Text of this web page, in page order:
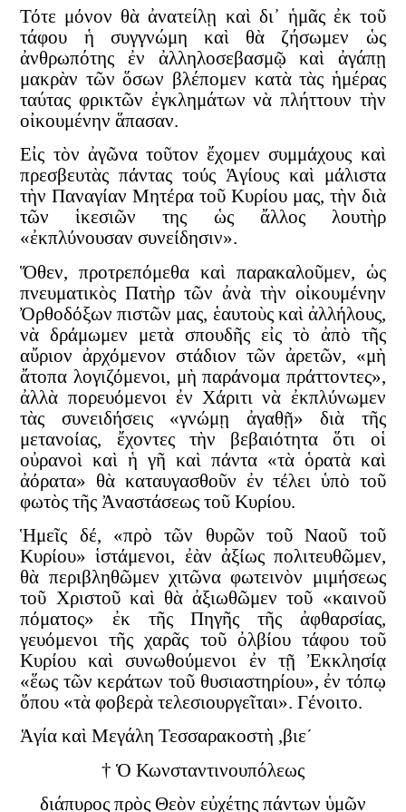
Τότε μόνον θὰ ἀνατείλῃ καὶ δι᾿ ἡμᾶς ἐκ τοῦ
τάφου ἡ συγγνώμη καὶ θὰ ζήσωμεν ὡς
ἀνθρωπότης ἐν ἀλληλοσεβασμῷ καὶ ἀγάπῃ
μακρὰν τῶν ὅσων βλέπομεν κατὰ τὰς ἡμέρας
ταύτας φρικτῶν ἐγκλημάτων νὰ πλήττουν τὴν
οἰκουμένην ἅπασαν.
Εἰς τὸν ἀγῶνα τοῦτον ἔχομεν συμμάχους καὶ
πρεσβευτὰς πάντας τούς Ἁγίους καὶ μάλιστα
τὴν Παναγίαν Μητέρα τοῦ Κυρίου μας, τὴν διὰ
τῶν ἱκεσιῶν της ὡς ἄλλος λουτὴρ
«ἐκπλύνουσαν συνείδησιν».
Ὅθεν, προτρεπόμεθα καὶ παρακαλοῦμεν, ὡς
πνευματικὸς Πατὴρ τῶν ἀνὰ τὴν οἰκουμένην
Ὀρθοδόξων πιστῶν μας, ἑαυτοὺς καὶ ἀλλήλους,
νὰ δράμωμεν μετὰ σπουδῆς εἰς τὸ ἀπὸ τῆς
αὔριον ἀρχόμενον στάδιον τῶν ἀρετῶν, «μὴ
ἄτοπα λογιζόμενοι, μὴ παράνομα πράττοντες»,
ἀλλὰ πορευόμενοι ἐν Χάριτι νὰ ἐκπλύνωμεν
τὰς συνειδήσεις «γνώμῃ ἀγαθῇ» διὰ τῆς
μετανοίας, ἔχοντες τὴν βεβαιότητα ὅτι οἱ
οὐρανοὶ καὶ ἡ γῆ καὶ πάντα «τὰ ὁρατὰ καὶ
ἀόρατα» θὰ καταυγασθοῦν ἐν τέλει ὑπὸ τοῦ
φωτὸς τῆς Ἀναστάσεως τοῦ Κυρίου.
Ἡμεῖς δέ, «πρὸ τῶν θυρῶν τοῦ Ναοῦ τοῦ
Κυρίου» ἱστάμενοι, ἐὰν ἀξίως πολιτευθῶμεν,
θὰ περιβληθῶμεν χιτῶνα φωτεινὸν μιμήσεως
τοῦ Χριστοῦ καὶ θὰ ἀξιωθῶμεν τοῦ «καινοῦ
πόματος» ἐκ τῆς Πηγῆς τῆς ἀφθαρσίας,
γευόμενοι τῆς χαρᾶς τοῦ ὀλβίου τάφου τοῦ
Κυρίου καὶ συνωθούμενοι ἐν τῇ Ἐκκλησίᾳ
«ἕως τῶν κεράτων τοῦ θυσιαστηρίου», ἐν τόπῳ
ὅπου «τὰ φοβερὰ τελεσιουργεῖται». Γένοιτο.
Ἁγία καὶ Μεγάλη Τεσσαρακοστὴ ,βιε´
† Ὁ Κωνσταντινουπόλεως
διάπυρος πρὸς Θεὸν εὐχέτης πάντων ὑμῶν